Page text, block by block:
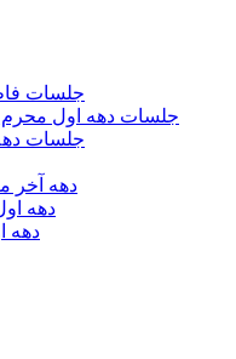
جلسات فاطميه دوم 93 -
جلسات دهه اول محرم الحرام 1393 - حسينيه حاج
جلسات دهه اول
دهه آخر ماه صفر 92 - حسينيه
دهه اول محرم 92 -
دهه اول محرم